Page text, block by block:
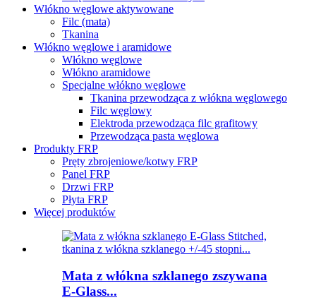
Włókno węglowe aktywowane
Filc (mata)
Tkanina
Włókno węglowe i aramidowe
Włókno węglowe
Włókno aramidowe
Specjalne włókno węglowe
Tkanina przewodząca z włókna węglowego
Filc węglowy
Elektroda przewodząca filc grafitowy
Przewodząca pasta węglowa
Produkty FRP
Pręty zbrojeniowe/kotwy FRP
Panel FRP
Drzwi FRP
Płyta FRP
Więcej produktów
Mata z włókna szklanego zszywana
E-Glass...